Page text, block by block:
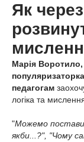
Як через
Марія Воротило,
педагогам
логіка та
"Можемо
якби...?", "Чому